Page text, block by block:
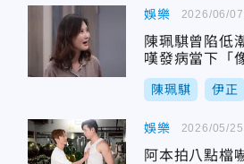
娛樂
陳珮騏曾陷低
嘆發病當下「
陳珮騏 伊正
2026/06/
娛樂
阿本拍八點檔
2026/05/